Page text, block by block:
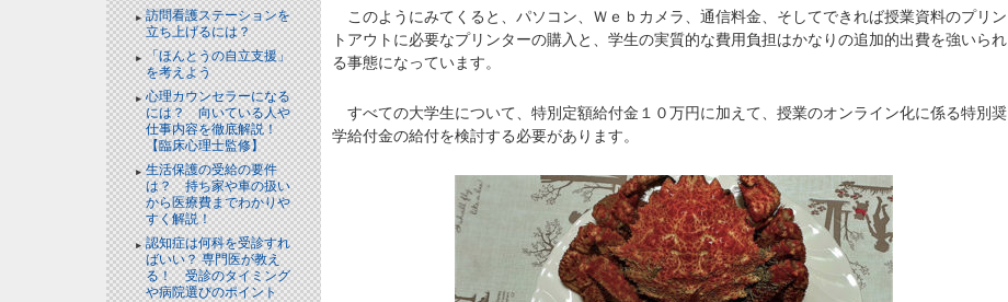
訪問看護ステーションを
立ち上げるには？
「ほんとうの自立支援」
を考えよう
心理カウンセラーになる
には？ 向いている人や
仕事内容を徹底解説！
【臨床心理士監修】
生活保護の受給の要件
は？ 持ち家や車の扱い
から医療費までわかりや
すく解説！
認知症は何科を受診すれ
ばいい？ 専門医が教え
る！ 受診のタイミング
や病院選びのポイント
このようにみてくると、パソコン、Ｗｅｂカメラ、通信料金、そしてできれば授業資料のプリン
トアウトに必要なプリンターの購入と、学生の実質的な費用負担はかなりの追加的出費を強いられ
る事態になっています。
すべての大学生について、特別定額給付金１０万円に加えて、授業のオンライン化に係る特別奨
学給付金の給付を検討する必要があります。